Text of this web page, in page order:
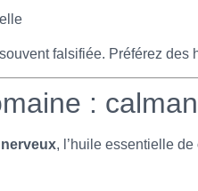
falsifiée. Préférez des
:
, l’huile essentielle de